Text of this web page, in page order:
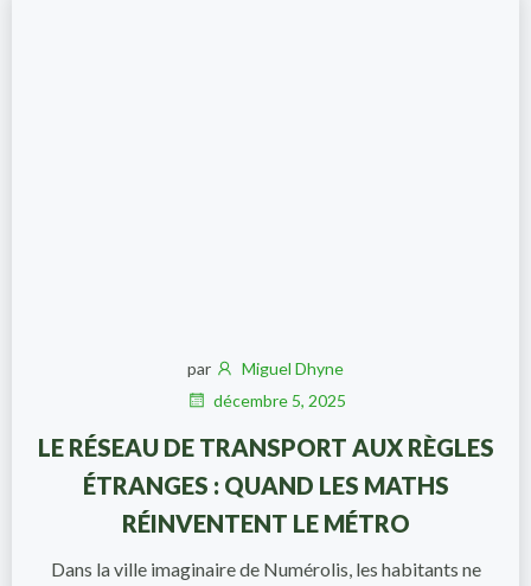
par
Miguel Dhyne
décembre 5, 2025
LE RÉSEAU DE TRANSPORT AUX RÈGLES
ÉTRANGES : QUAND LES MATHS
RÉINVENTENT LE MÉTRO
Dans la ville imaginaire de Numérolis, les habitants ne